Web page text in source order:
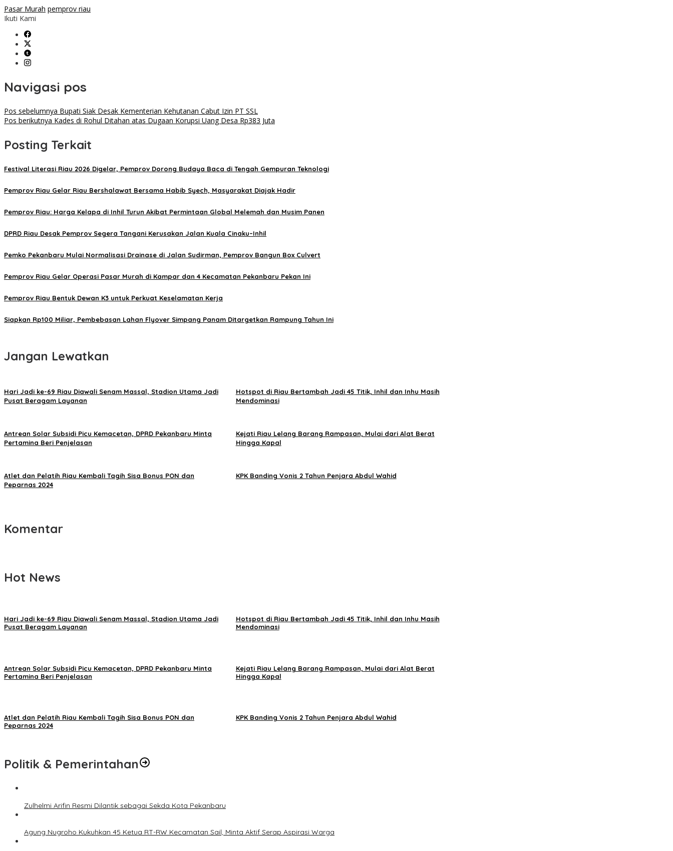
Pasar Murah pemprov riau
Ikuti Kami
Navigasi pos
Pos sebelumnya Bupati Siak Desak Kementerian Kehutanan Cabut Izin PT SSL
Pos berikutnya Kades di Rohul Ditahan atas Dugaan Korupsi Uang Desa Rp383 Juta
Posting Terkait
Festival Literasi Riau 2026 Digelar, Pemprov Dorong Budaya Baca di Tengah Gempuran Teknologi
Pemprov Riau Gelar Riau Bershalawat Bersama Habib Syech, Masyarakat Diajak Hadir
Pemprov Riau: Harga Kelapa di Inhil Turun Akibat Permintaan Global Melemah dan Musim Panen
DPRD Riau Desak Pemprov Segera Tangani Kerusakan Jalan Kuala Cinaku–Inhil
Pemko Pekanbaru Mulai Normalisasi Drainase di Jalan Sudirman, Pemprov Bangun Box Culvert
Pemprov Riau Gelar Operasi Pasar Murah di Kampar dan 4 Kecamatan Pekanbaru Pekan Ini
Pemprov Riau Bentuk Dewan K3 untuk Perkuat Keselamatan Kerja
Siapkan Rp100 Miliar, Pembebasan Lahan Flyover Simpang Panam Ditargetkan Rampung Tahun Ini
Jangan Lewatkan
Hari Jadi ke-69 Riau Diawali Senam Massal, Stadion Utama Jadi
Pusat Beragam Layanan
Hotspot di Riau Bertambah Jadi 45 Titik, Inhil dan Inhu Masih
Mendominasi
Antrean Solar Subsidi Picu Kemacetan, DPRD Pekanbaru Minta
Pertamina Beri Penjelasan
Kejati Riau Lelang Barang Rampasan, Mulai dari Alat Berat
Hingga Kapal
Atlet dan Pelatih Riau Kembali Tagih Sisa Bonus PON dan
Peparnas 2024
KPK Banding Vonis 2 Tahun Penjara Abdul Wahid
Komentar
Hot News
Hari Jadi ke-69 Riau Diawali Senam Massal, Stadion Utama Jadi
Pusat Beragam Layanan
Hotspot di Riau Bertambah Jadi 45 Titik, Inhil dan Inhu Masih
Mendominasi
Antrean Solar Subsidi Picu Kemacetan, DPRD Pekanbaru Minta
Pertamina Beri Penjelasan
Kejati Riau Lelang Barang Rampasan, Mulai dari Alat Berat
Hingga Kapal
Atlet dan Pelatih Riau Kembali Tagih Sisa Bonus PON dan
Peparnas 2024
KPK Banding Vonis 2 Tahun Penjara Abdul Wahid
Politik & Pemerintahan
Zulhelmi Arifin Resmi Dilantik sebagai Sekda Kota Pekanbaru
Agung Nugroho Kukuhkan 45 Ketua RT-RW Kecamatan Sail, Minta Aktif Serap Aspirasi Warga